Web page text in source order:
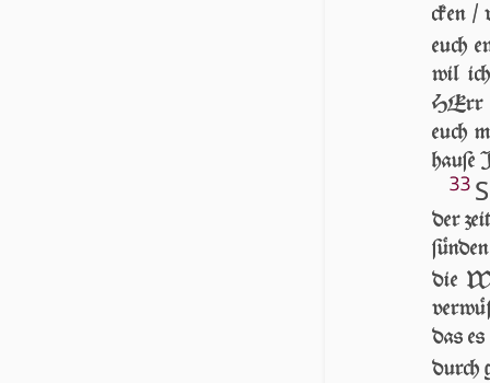
cken
euch
wil
HErr
euch
hau­ſe
33
der
die
das
durch